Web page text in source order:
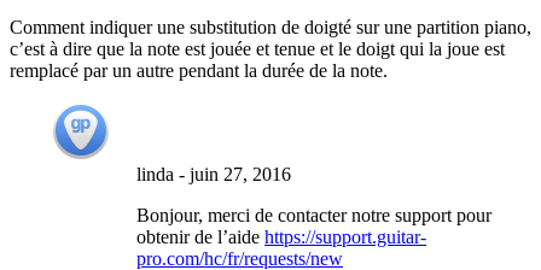
Comment indiquer une substitution de doigté sur une partition piano,
c’est à dire que la note est jouée et tenue et le doigt qui la joue est
remplacé par un autre pendant la durée de la note.
linda - juin 27, 2016
Bonjour, merci de contacter notre support pour
obtenir de l’aide https://support.guitar-
pro.com/hc/fr/requests/new